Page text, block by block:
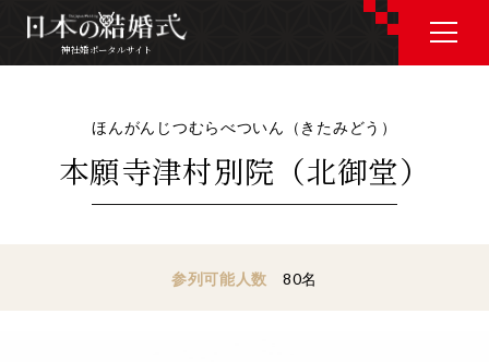
J P E N
神社婚ポータルサイト
ほんがんじつむらべついん（きたみどう）
本願寺津村別院（北御堂）
参列可能人数 80名